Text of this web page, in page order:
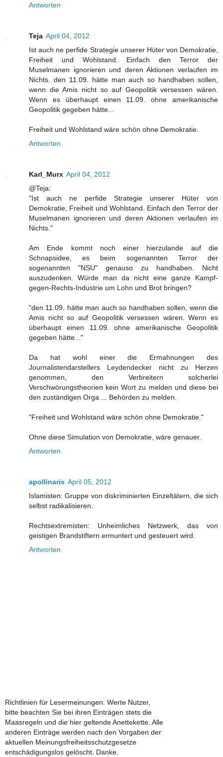
Antworten
Teja April 04, 2012
Ist auch ne perfide Strategie unserer Hüter von Demokratie,
Freiheit und Wohlstand. Einfach den Terror der
Muselmanen ignorieren und deren Aktionen verlaufen im
Nichts. den 11.09. hätte man auch so handhaben sollen,
wenn die Amis nicht so auf Geopolitik versessen wären.
Wenn es überhaupt einen 11.09. ohne amerikanische
Geopolitik gegeben hätte...
Freiheit und Wohlstand wäre schön ohne Demokratie.
Antworten
Karl_Murx April 04, 2012
@Teja:
"Ist auch ne perfide Strategie unserer Hüter von
Demokratie, Freiheit und Wohlstand. Einfach den Terror der
Muselmanen ignorieren und deren Aktionen verlaufen im
Nichts."
Am Ende kommt noch einer hierzulande auf die
Schnapsidee, es beim sogenannten Terror der
sogenannten "NSU" genauso zu handhaben. Nicht
auszudenken. Würde man da nicht eine ganze Kampf-
gegen-Rechts-Industrie um Lohn und Brot bringen?
"den 11.09. hätte man auch so handhaben sollen, wenn die
Amis nicht so auf Geopolitik versessen wären. Wenn es
überhaupt einen 11.09. ohne amerikanische Geopolitik
gegeben hätte..."
Da hat wohl einer die Ermahnungen des
Journalistendarstellers Leydendecker nicht zu Herzen
genommen, den Verbreitern solcherlei
Verschwörungstheorien kein Wort zu melden und diese bei
den zuständigen Orga ... Behörden zu melden.
"Freiheit und Wohlstand wäre schön ohne Demokratie."
Ohne diese Simulation von Demokratie, wäre genauer.
Antworten
apollinaris April 05, 2012
Islamisten: Gruppe von diskriminierten Einzeltätern, die sich
selbst radikalisieren.
Rechtsextremisten: Unheimliches Netzwerk, das von
geistigen Brandstiftern ermuntert und gesteuert wird.
Antworten
Richtlinien für Lesermeinungen: Werte Nutzer,
bitte beachten Sie bei ihren Einträgen stets die
Maasregeln und die hier geltende Anettekette. Alle
anderen Einträge werden nach den Vorgaben der
aktuellen Meinungsfreiheitsschutzgesetze
entschädigungslos gelöscht. Danke.